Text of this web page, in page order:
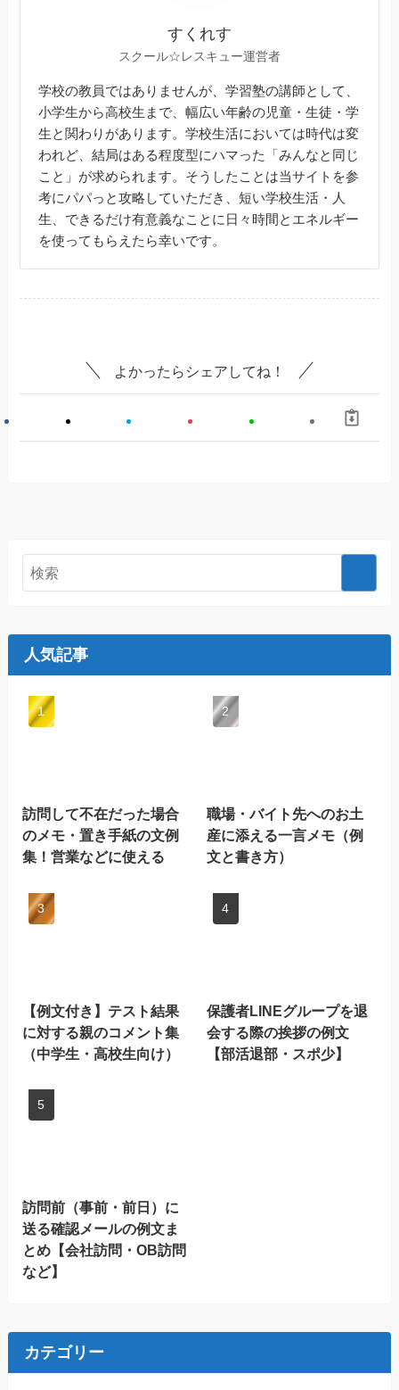
すくれす
スクール☆レスキュー運営者
学校の教員ではありませんが、学習塾の講師として、
小学生から高校生まで、幅広い年齢の児童・生徒・学
生と関わりがあります。学校生活においては時代は変
われど、結局はある程度型にハマった「みんなと同じ
こと」が求められます。そうしたことは当サイトを参
考にパパっと攻略していただき、短い学校生活・人
生、できるだけ有意義なことに日々時間とエネルギー
を使ってもらえたら幸いです。
よかったらシェアしてね！
人気記事
訪問して不在だった場合
のメモ・置き手紙の文例
集！営業などに使える
職場・バイト先へのお土
産に添える一言メモ（例
文と書き方）
【例文付き】テスト結果
に対する親のコメント集
（中学生・高校生向け）
保護者LINEグループを退
会する際の挨拶の例文
【部活退部・スポ少】
訪問前（事前・前日）に
送る確認メールの例文ま
とめ【会社訪問・OB訪問
など】
カテゴリー